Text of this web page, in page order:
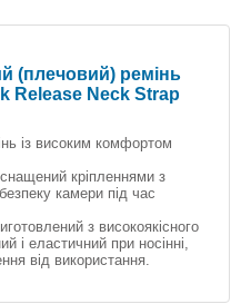
(плечовий) ремінь
Release Neck Strap
із високим комфортом
кріпленнями з
камери під час
з високоякісного
і еластичний при носінні,
від використання.